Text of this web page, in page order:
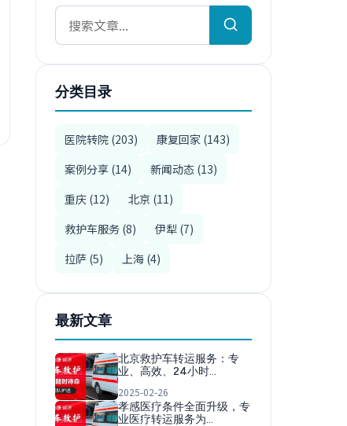
分类目录
医院转院 (203)
康复回家 (143)
案例分享 (14)
新闻动态 (13)
重庆 (12)
北京 (11)
救护车服务 (8)
伊犁 (7)
拉萨 (5)
上海 (4)
最新文章
北京救护车转运服务：专
业、高效、24小时…
2025-02-26
孝感医疗条件全面升级，专
业医疗转运服务为…